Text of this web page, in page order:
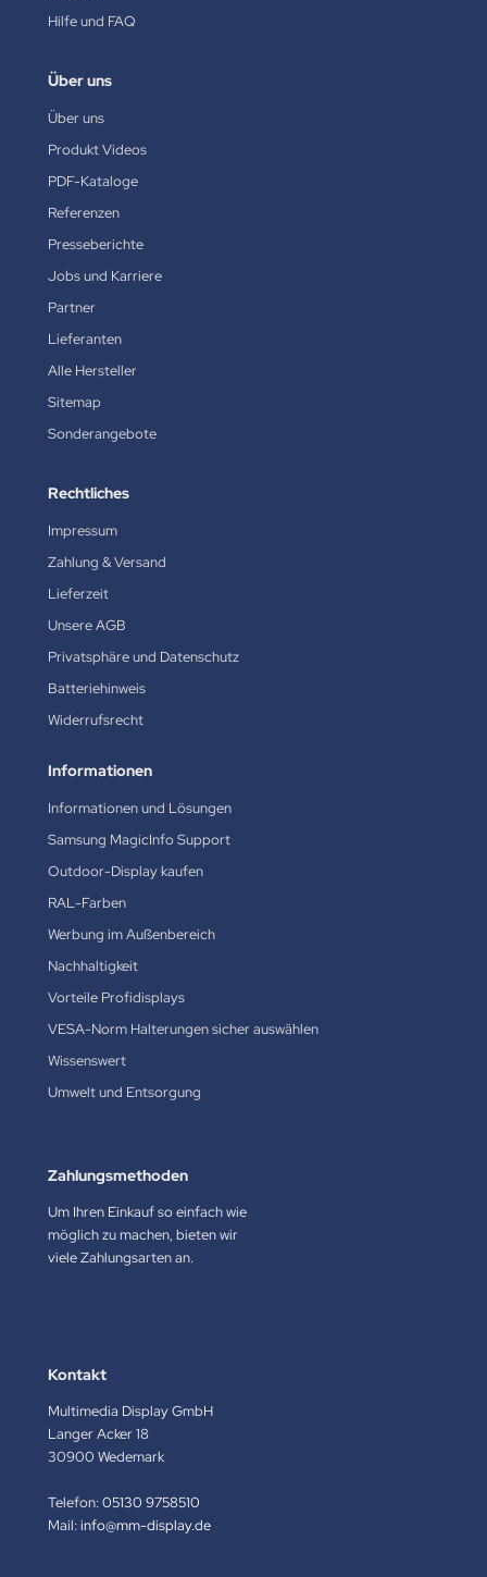
Hilfe und FAQ
Über uns
Über uns
Produkt Videos
PDF-Kataloge
Referenzen
Presseberichte
Jobs und Karriere
Partner
Lieferanten
Alle Hersteller
Sitemap
Sonderangebote
Rechtliches
Impressum
Zahlung & Versand
Lieferzeit
Unsere AGB
Privatsphäre und Datenschutz
Batteriehinweis
Widerrufsrecht
Informationen
Informationen und Lösungen
Samsung MagicInfo Support
Outdoor-Display kaufen
RAL-Farben
Werbung im Außenbereich
Nachhaltigkeit
Vorteile Profidisplays
VESA-Norm Halterungen sicher auswählen
Wissenswert
Umwelt und Entsorgung
Zahlungsmethoden
Um Ihren Einkauf so einfach wie
möglich zu machen, bieten wir
viele Zahlungsarten an.
Kontakt
Multimedia Display GmbH
Langer Acker 18
30900 Wedemark
Telefon:05130 9758510
Mail:info@mm-display.de